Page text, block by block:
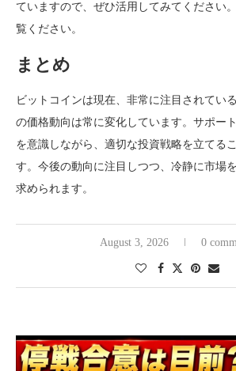
ていますので、ぜひ活用してみてください
覧ください。
まとめ
ビットコインは現在、非常に注目されてい
の価格動向は常に変化しています。サポー
を意識しながら、適切な投資戦略を立てる
す。今後の動向に注目しつつ、冷静に市場
求められます。
August 3, 2026 0